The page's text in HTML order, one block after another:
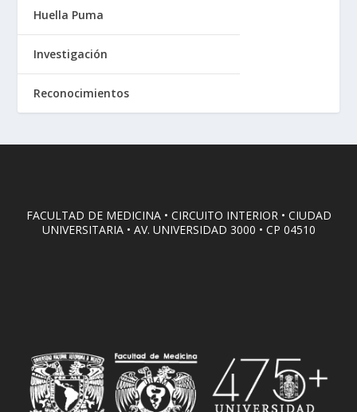
Huella Puma
Investigación
Reconocimientos
FACULTAD DE MEDICINA • CIRCUITO INTERIOR • CIUDAD
UNIVERSITARIA • AV. UNIVERSIDAD 3000 • CP 04510